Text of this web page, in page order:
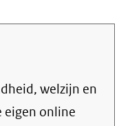
eigen online